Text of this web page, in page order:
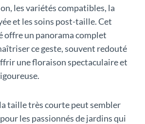
les variétés compatibles, la
et les soins post-taille. Cet
offre un panorama complet
ce geste, souvent redouté
une floraison spectaculaire et
taille très courte peut sembler
les passionnés de jardins qui